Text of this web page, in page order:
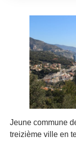
Jeune commune
treizième ville en